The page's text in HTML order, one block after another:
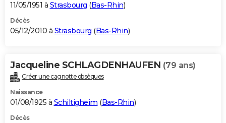
11/05/1951 à Strasbourg (Bas-Rhin)
Décès
05/12/2010 à Strasbourg (Bas-Rhin)
Jacqueline SCHLAGDENHAUFEN (79 ans)
Créer une cagnotte obsèques
Naissance
01/08/1925 à Schiltigheim (Bas-Rhin)
Décès